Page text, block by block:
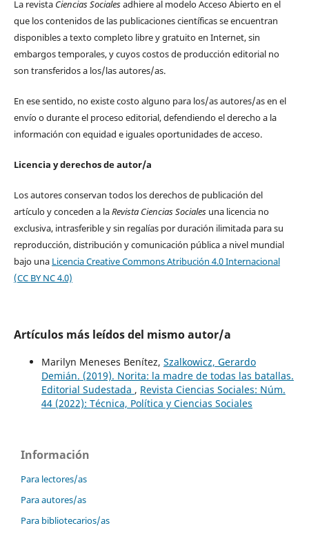
La revista Ciencias Socialesadhiere al modelo Acceso Abierto en el
que los contenidos de las publicaciones científicas se encuentran
disponibles a texto completo libre y gratuito en Internet, sin
embargos temporales, y cuyos costos de producción editorial no
son transferidos a los/las autores/as.
En ese sentido, no existe costo alguno para los/as autores/as en el
envío o durante el proceso editorial, defendiendo el derecho a la
información con equidad e iguales oportunidades de acceso.
Licencia y derechos de autor/a
Los autores conservan todos los derechos de publicación del
artículo y conceden a laRevista Ciencias Socialesuna licencia no
exclusiva, intrasferible y sin regalías por duración ilimitada para su
reproducción, distribución y comunicación pública a nivel mundial
bajo una Licencia Creative Commons Atribución 4.0 Internacional
(CC BY NC 4.0)
Artículos más leídos del mismo autor/a
Marilyn Meneses Benítez, Szalkowicz, Gerardo
Demián. (2019). Norita: la madre de todas las batallas.
Editorial Sudestada , Revista Ciencias Sociales: Núm.
44 (2022): Técnica, Política y Ciencias Sociales
Información
Para lectores/as
Para autores/as
Para bibliotecarios/as